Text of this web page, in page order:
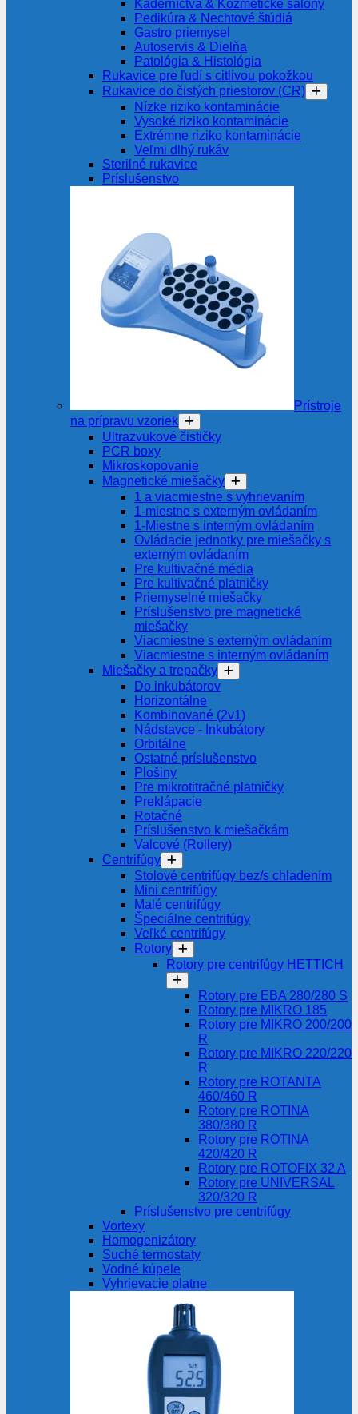
Kaderníctvá & Kozmetické salóny
Pedikúra & Nechtové štúdiá
Gastro priemysel
Autoservis & Dielňa
Patológia & Histológia
Rukavice pre ľudí s citlivou pokožkou
Rukavice do čistých priestorov (CR)
Nízke riziko kontaminácie
Vysoké riziko kontaminácie
Extrémne riziko kontaminácie
Veľmi dlhý rukáv
Sterilné rukavice
Príslušenstvo
Prístroje
na prípravu vzoriek
Ultrazvukové čističky
PCR boxy
Mikroskopovanie
Magnetické miešačky
1 a viacmiestne s vyhrievaním
1-miestne s externým ovládaním
1-Miestne s interným ovládaním
Ovládacie jednotky pre miešačky s
externým ovládaním
Pre kultivačné média
Pre kultivačné platničky
Priemyselné miešačky
Príslušenstvo pre magnetické
miešačky
Viacmiestne s externým ovládaním
Viacmiestne s interným ovládaním
Miešačky a trepačky
Do inkubátorov
Horizontálne
Kombinované (2v1)
Nádstavce - Inkubátory
Orbitálne
Ostatné príslušenstvo
Plošiny
Pre mikrotitračné platničky
Preklápacie
Rotačné
Príslušenstvo k miešačkám
Valcové (Rollery)
Centrifúgy
Stolové centrifúgy bez/s chladením
Mini centrifúgy
Malé centrifúgy
Špeciálne centrifúgy
Veľké centrifúgy
Rotory
Rotory pre centrifúgy HETTICH
Rotory pre EBA 280/280 S
Rotory pre MIKRO 185
Rotory pre MIKRO 200/200
R
Rotory pre MIKRO 220/220
R
Rotory pre ROTANTA
460/460 R
Rotory pre ROTINA
380/380 R
Rotory pre ROTINA
420/420 R
Rotory pre ROTOFIX 32 A
Rotory pre UNIVERSAL
320/320 R
Príslušenstvo pre centrifúgy
Vortexy
Homogenizátory
Suché termostaty
Vodné kúpele
Vyhrievacie platne